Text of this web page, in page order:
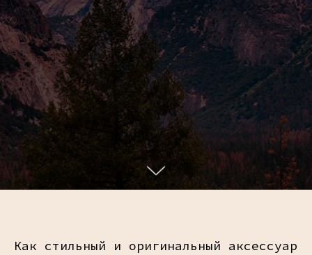
Как стильный и оригинальный аксессуар